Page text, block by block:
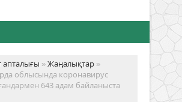
апталығы »Жаңалықтар »
облысында коронавирус
643 адам байланыста